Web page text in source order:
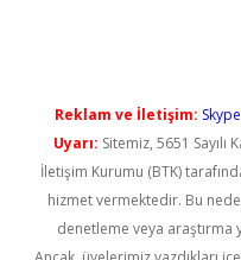
Reklam ve İletişim:
Uyarı: Sitemiz, 5651
İletişim Kurumu (BTK)
hizmet vermektedir. Bu
denetleme veya araştırma